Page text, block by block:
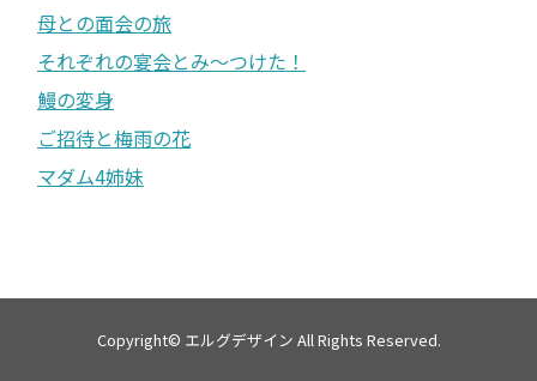
母との面会の旅
それぞれの宴会とみ〜つけた！
鰻の変身
ご招待と梅雨の花
マダム4姉妹
Copyright© エルグデザイン All Rights Reserved.